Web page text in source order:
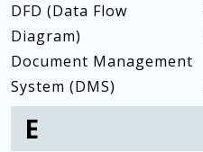
DFD (Data Flow
Diagram)
Document Management
System (DMS)
E